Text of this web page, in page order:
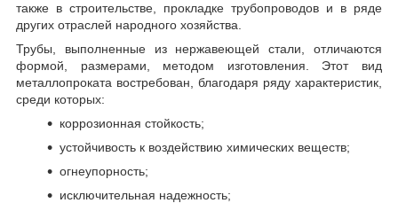
также в строительстве, прокладке трубопроводов и в ряде
других отраслей народного хозяйства.
Трубы, выполненные из нержавеющей стали, отличаются
формой, размерами, методом изготовления. Этот вид
металлопроката востребован, благодаря ряду характеристик,
среди которых:
коррозионная стойкость;
устойчивость к воздействию химических веществ;
огнеупорность;
исключительная надежность;